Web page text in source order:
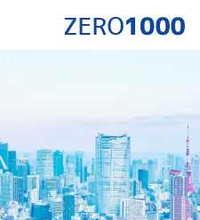
サービス一覧・料金